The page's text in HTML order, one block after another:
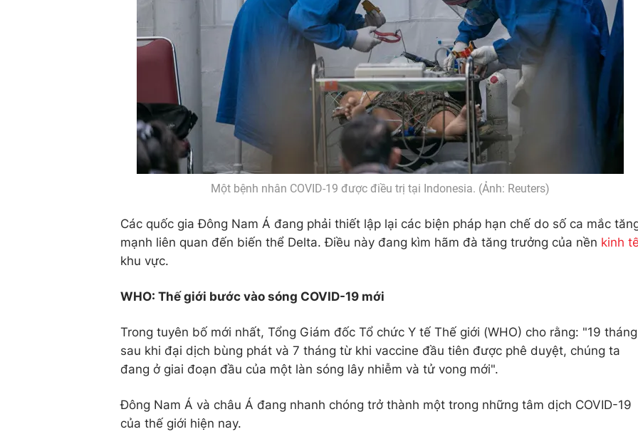
Một bệnh nhân COVID-19 được điều trị tại Indonesia. (Ảnh: Reuters)
Các quốc gia Đông Nam Á đang phải thiết lập lại các biện pháp hạn chế do số ca mắc
mạnh liên quan đến biến thể Delta. Điều này đang kìm hãm đà tăng trưởng của nền kinh
khu vực.
WHO: Thế giới bước vào sóng COVID-19 mới
Trong tuyên bố mới nhất, Tổng Giám đốc Tổ chức Y tế Thế giới (WHO) cho rằng: "19 tháng
sau khi đại dịch bùng phát và 7 tháng từ khi vaccine đầu tiên được phê duyệt, chúng ta
đang ở giai đoạn đầu của một làn sóng lây nhiễm và tử vong mới".
Đông Nam Á và châu Á đang nhanh chóng trở thành một trong những tâm dịch COVID-19
của thế giới hiện nay.